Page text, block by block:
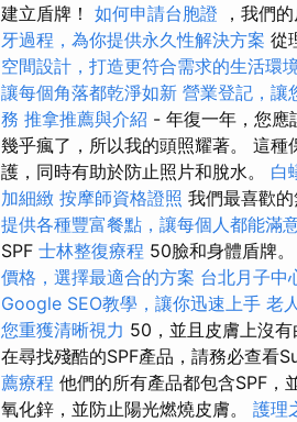
建立盾牌！ 如何申請台胞證 ，我們
牙過程，為你提供永久性解決方案 從
空間設計，打造更符合需求的生活環
讓每個角落都乾淨如新 營業登記，讓
務 推拿推薦與介紹 - 年復一年，您應
幾乎瘋了，所以我的頭照耀著。 這
護，同時有助於防止照片和脫水。 白
加細緻 按摩師資格證照 我們最喜歡
提供各種豐富餐點，讓每個人都能滿
SPF 士林整復療程 50臉和身體盾牌。
價格，選擇最適合的方案 台北月子中
Google SEO教學，讓你迅速上手 老
您重獲清晰視力 50，並且皮膚上沒有
在尋找殘酷的SPF產品，請務必查看
薦療程 他們的所有產品都包含SPF，
氧化鋅，並防止陽光燃燒皮膚。 護理